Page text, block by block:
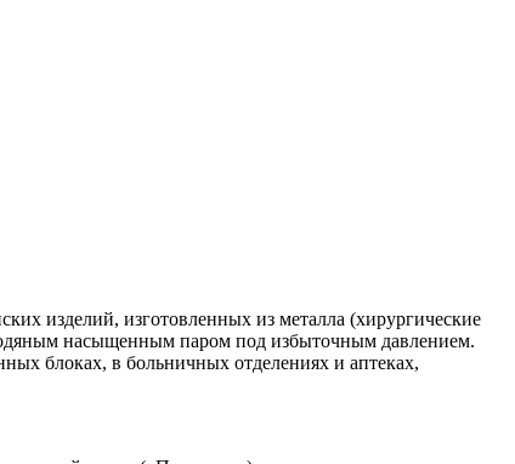
изделий, изготовленных из металла (хирургические
насыщенным паром под избыточным давлением.
блоках, в больничных отделениях и аптеках,